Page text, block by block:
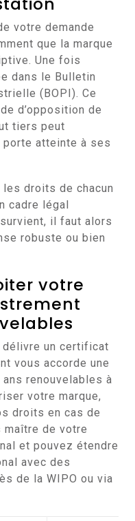
votre demande
que la marque
Une fois
dans le Bulletin
(BOPI). Ce
d’opposition de
tiers peut
atteinte à ses
droits de chacun
cadre légal
il faut alors
robuste ou bien
votre
délivre un certificat
vous accorde une
renouvelables à
votre marque,
droits en cas de
maître de votre
et pouvez étendre
avec des
de la WIPO ou via